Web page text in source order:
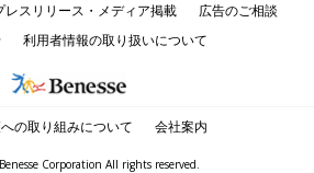
レスリリース・メディア掲載
広告のご相談
利用者情報の取り扱いについて
の取り組みについて 会社案内
Corporation All rights reserved.